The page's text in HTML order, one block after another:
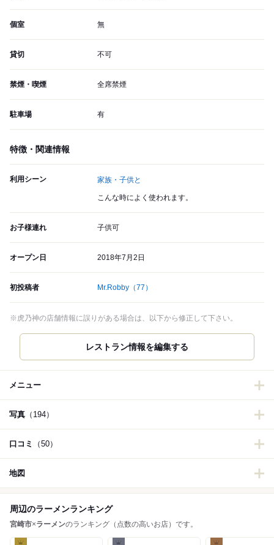
個室 無
貸切 不可
禁煙・喫煙 全席禁煙
駐車場 有
特徴・関連情報
利用シーン 家族・子供と
こんな時によく使われます。
お子様連れ 子供可
オープン日 2018年7月2日
初投稿者 Mr.Robby （77）
※虎乃神の店舗情報に誤りがある場合は、以下から修正して下さい。
レストラン情報を編集する
メニュー
写真 （194）
口コミ （50）
地図
周辺のラーメンランキング
宮崎市×ラーメンのランキング（点数の高いお店）です。